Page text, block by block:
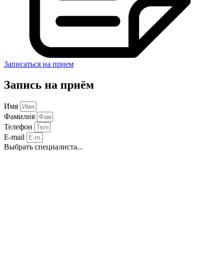
Записаться на прием
Запись на приём
Имя
Фамилия
Телефон
E-mail
Выбрать специалиста...